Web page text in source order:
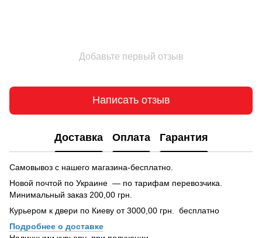
Добавьте первый отзыв
Написать отзыв
Доставка Оплата Гарантия
Самовывоз с нашего магазина-бесплатно.
Новой почтой по Украине — по тарифам перевозчика.
Минимальный заказ 200,00 грн.
Курьером к двери по Киеву от 3000,00 грн. бесплатно
Подробнее о доставке